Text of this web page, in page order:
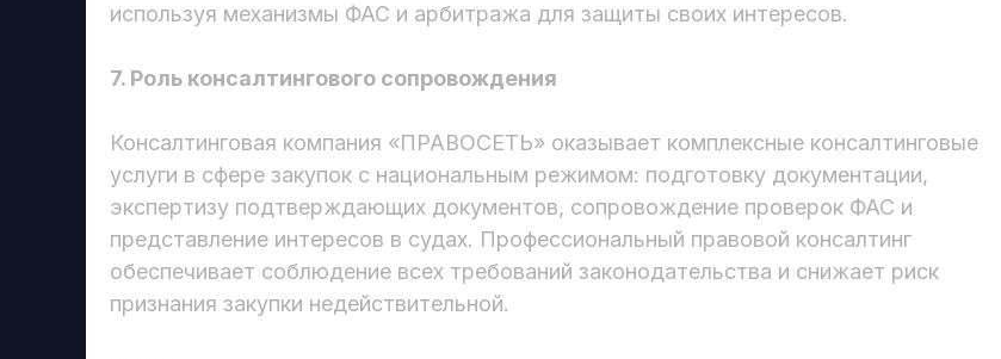
используя механизмы ФАС и арбитража для защиты своих интересов.
7. Роль консалтингового сопровождения
Консалтинговая компания «ПРАВОСЕТЬ» оказывает комплексные консалтинговые
услуги в сфере закупок с национальным режимом: подготовку документации,
экспертизу подтверждающих документов, сопровождение проверок ФАС и
представление интересов в судах. Профессиональный правовой консалтинг
обеспечивает соблюдение всех требований законодательства и снижает риск
признания закупки недействительной.